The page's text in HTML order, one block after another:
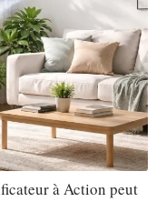
à Action peut